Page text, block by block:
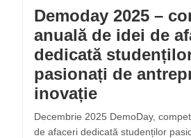
Demoday 2025 –
anuală de idei de
dedicată
pasionați de
inovație
Decembrie 2025 DemoDay,
de afaceri dedicată studenților